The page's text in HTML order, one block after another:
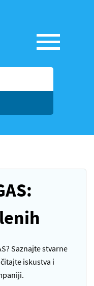
Saznajte stvarne
iskustva i